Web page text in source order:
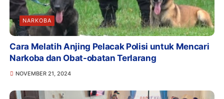
NARKOBA
Cara Melatih Anjing Pelacak Polisi untuk Mencari
Narkoba dan Obat-obatan Terlarang
NOVEMBER 21, 2024